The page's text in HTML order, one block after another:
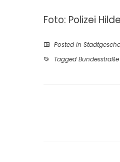
Foto: Polizei
Posted in
Tagged